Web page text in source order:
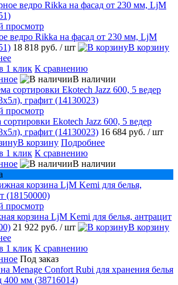
просмотр
ведро Rikka на фасад от 230 мм, LjM
18 818 руб. / шт
В корзину
1 клик К сравнению
В наличии
просмотр
Ekotech Jazz 600, 5 ведер
графит (14130023) 16 684 руб. / шт
В корзину Подробнее
1 клик К сравнению
В наличии
просмотр
корзина LjM Kemi для белья, антрацит
21 922 руб. / шт
В корзину
1 клик К сравнению
Под заказ